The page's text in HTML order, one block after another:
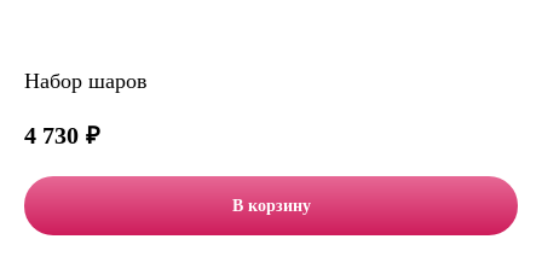
Набор шаров
4 730 ₽
В корзину